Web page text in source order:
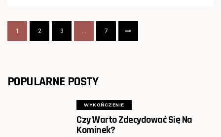
1 2 3 … 7
POPULARNE POSTY
WYKOŃCZENIE
Czy Warto Zdecydować Się Na
Kominek?